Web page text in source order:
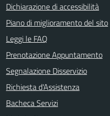
Dichiarazione di accessibilità
Piano di miglioramento del sito
Leggi le FAQ
Prenotazione Appuntamento
Segnalazione Disservizio
Richiesta d'Assistenza
Bacheca Servizi